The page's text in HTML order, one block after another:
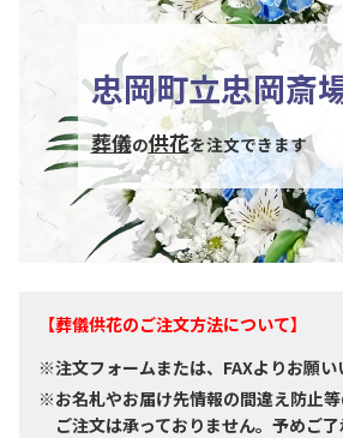
忠岡町立忠岡斎
葬儀の供花を注文できます
【葬儀供花のご注文方法について】
※注文フォームまたは、FAXよりお願い
※お名札やお届け先情報の間違え防止
ご注文は承っておりません。予めご了